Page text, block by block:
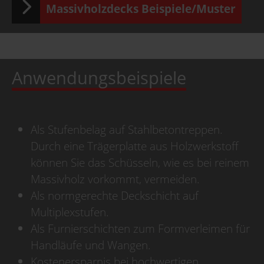
Massivholzdecks Beispiele/Muster
Anwendungsbeispiele
Als Stufenbelag auf Stahlbetontreppen.
Durch eine Trägerplatte aus Holzwerkstoff
können Sie das Schüsseln, wie es bei reinem
Massivholz vorkommt, vermeiden.
Als normgerechte Deckschicht auf
Multiplexstufen.
Als Furnierschichten zum Formverleimen für
Handläufe und Wangen.